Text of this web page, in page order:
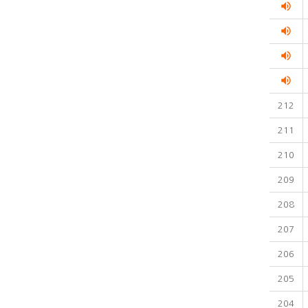
volume_up
volume_up
volume_up
volume_up
212
211
210
209
208
207
206
205
204